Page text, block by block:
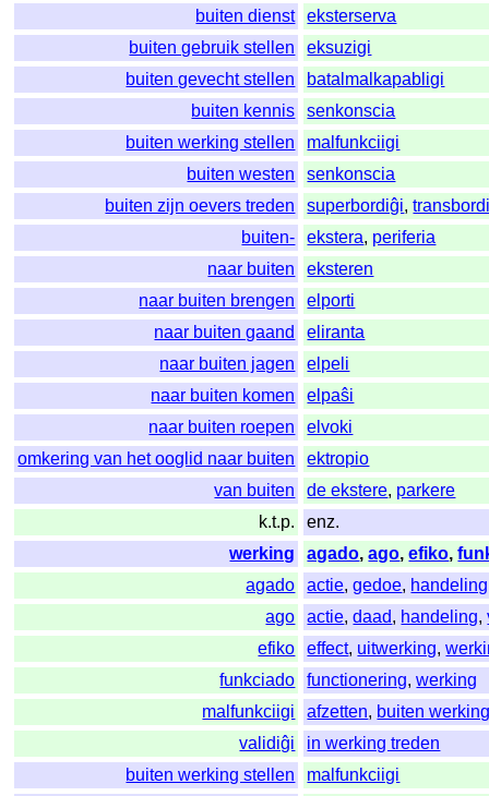
buiten dienst
eksterserva
buiten gebruik stellen
eksuzigi
buiten gevecht stellen
batalmalkapabligi
buiten kennis
senkonscia
buiten werking stellen
malfunkciigi
buiten westen
senkonscia
buiten zijn oevers treden
superbordiĝi,
buiten-
ekstera, periferia
naar buiten
eksteren
naar buiten brengen
elporti
naar buiten gaand
eliranta
naar buiten jagen
elpeli
naar buiten komen
elpaŝi
naar buiten roepen
elvoki
omkering van het ooglid naar buiten
ektropio
van buiten
de ekstere, parkere
k.t.p.
enz.
werking
agado,ago,efiko,
agado
actie,gedoe, handeling
ago
actie,daad, handeling,
efiko
effect, uitwerking,
funkciado
functionering,werking
malfunkciigi
afzetten, buiten
validiĝi
in werking treden
buiten werking stellen
malfunkciigi